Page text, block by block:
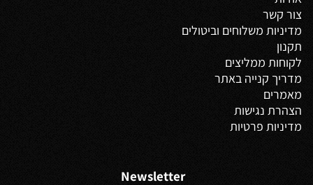
צור קשר
מדיניות משלוחים וביטולים
תקנון
לקוחות ממליצים
מדריך קנייה באתר
מאמרים
הצהרת נגישות
מדיניות פרטיות
Newsletter